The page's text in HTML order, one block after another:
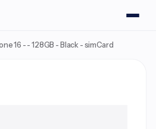
16 - - 128GB - Black - simCard